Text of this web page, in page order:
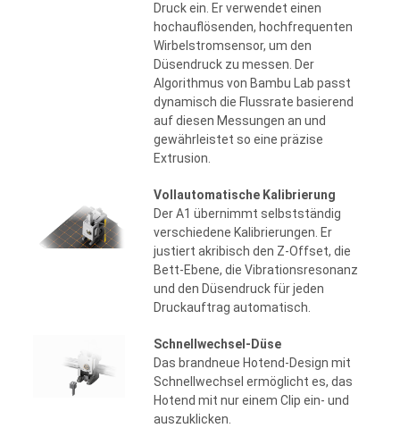
Druck ein. Er verwendet einen
hochauflösenden, hochfrequenten
Wirbelstromsensor, um den
Düsendruck zu messen. Der
Algorithmus von Bambu Lab passt
dynamisch die Flussrate basierend
auf diesen Messungen an und
gewährleistet so eine präzise
Extrusion.
Vollautomatische Kalibrierung
Der A1 übernimmt selbstständig
verschiedene Kalibrierungen. Er
justiert akribisch den Z-Offset, die
Bett-Ebene, die Vibrationsresonanz
und den Düsendruck für jeden
Druckauftrag automatisch.
Schnellwechsel-Düse
Das brandneue Hotend-Design mit
Schnellwechsel ermöglicht es, das
Hotend mit nur einem Clip ein- und
auszuklicken.